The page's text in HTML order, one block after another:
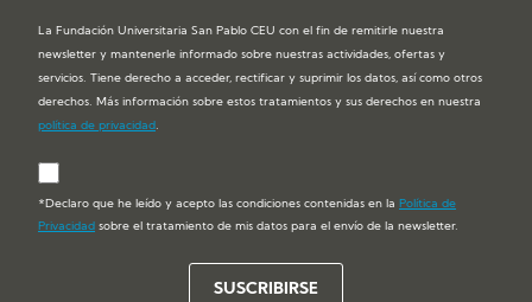
La Fundación Universitaria San Pablo CEU con el fin de remitirle nuestra
newsletter y mantenerle informado sobre nuestras actividades, ofertas y
servicios. Tiene derecho a acceder, rectificar y suprimir los datos, así como otros
derechos. Más información sobre estos tratamientos y sus derechos en nuestra
política de privacidad.
*Declaro que he leído y acepto las condiciones contenidas en la Política de
Privacidad sobre el tratamiento de mis datos para el envío de la newsletter.